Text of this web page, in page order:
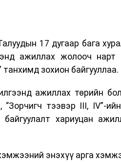
17 дугаар бага
ажиллах жолооч нарт
зохион байгууллаа.
ажиллах төрийн
“Зорчигч тээвэр III, IV”-
хариуцан
энэхүү арга